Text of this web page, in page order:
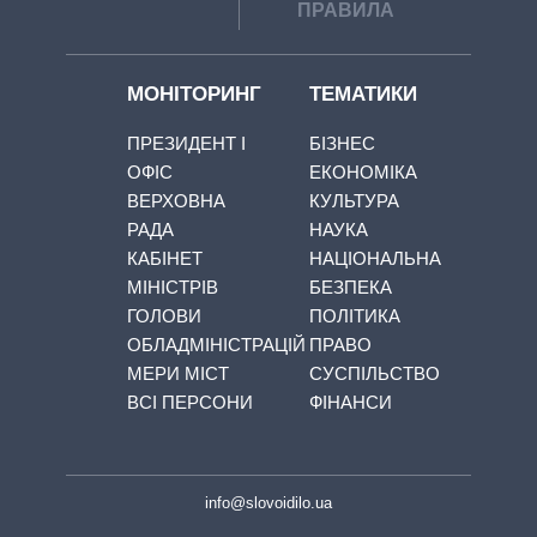
ПРАВИЛА
МОНІТОРИНГ
ПРЕЗИДЕНТ І
ОФІС
ВЕРХОВНА
РАДА
КАБІНЕТ
МІНІСТРІВ
ГОЛОВИ
ОБЛАДМІНІСТРАЦІЙ
МЕРИ МІСТ
ВСІ ПЕРСОНИ
ТЕМАТИКИ
БІЗНЕС
ЕКОНОМІКА
КУЛЬТУРА
НАУКА
НАЦІОНАЛЬНА
БЕЗПЕКА
ПОЛІТИКА
ПРАВО
СУСПІЛЬСТВО
ФІНАНСИ
info@slovoidilo.ua